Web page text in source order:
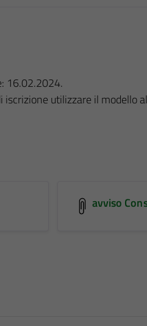
16.02.2024.
utilizzare il modello
avviso